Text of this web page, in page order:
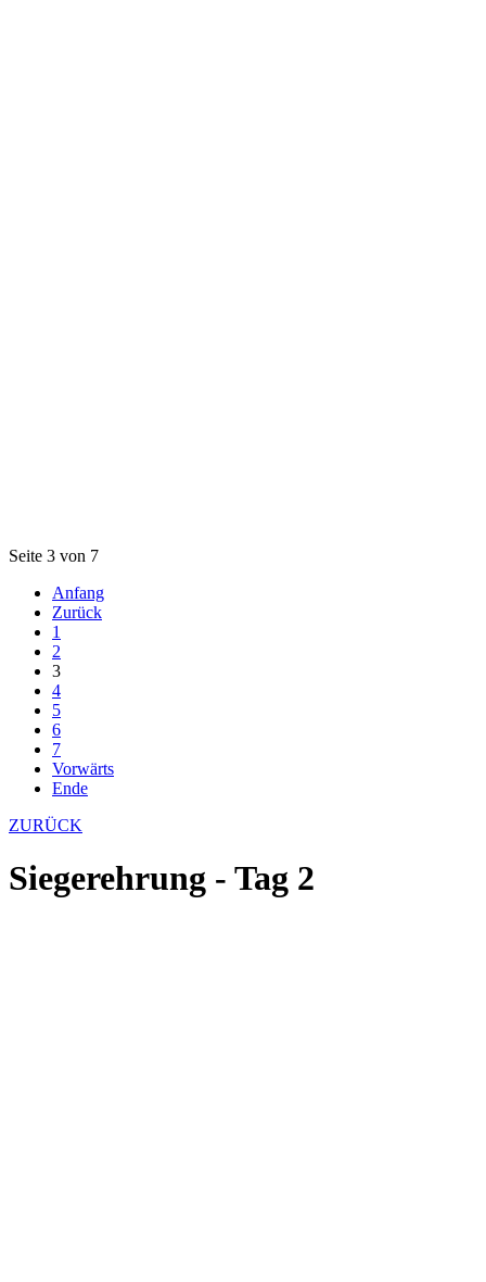
Seite 3 von 7
Anfang
Zurück
1
2
3
4
5
6
7
Vorwärts
Ende
ZURÜCK
Siegerehrung - Tag 2